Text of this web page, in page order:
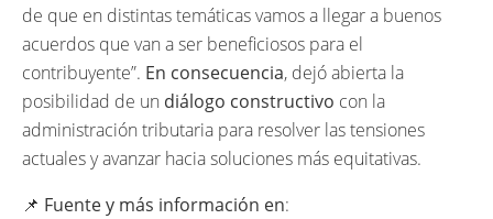
de que en distintas temáticas vamos a llegar a buenos
acuerdos que van a ser beneficiosos para el
contribuyente”. En consecuencia, dejó abierta la
posibilidad de un diálogo constructivo con la
administración tributaria para resolver las tensiones
actuales y avanzar hacia soluciones más equitativas.
📌 Fuente y más información en: